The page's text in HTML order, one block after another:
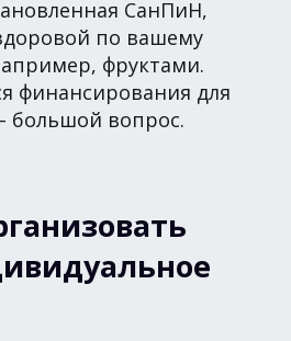
СанПиН,
по вашему
фруктами.
финансирования для
большой вопрос.